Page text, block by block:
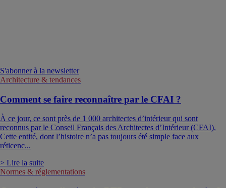
S'abonner à la newsletter
Architecture & tendances
Comment se faire reconnaître par le CFAI ?
À ce jour, ce sont près de 1 000 architectes d’intérieur qui sont
reconnus par le Conseil Français des Architectes d’Intérieur (CFAI).
Cette entité, dont l’histoire n’a pas toujours été simple face aux
réticenc...
> Lire la suite
Normes & réglementations